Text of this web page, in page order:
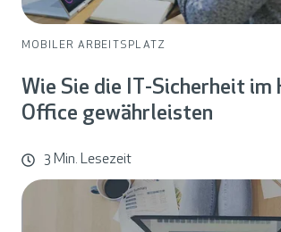
MOBILER ARBEITSPLATZ
Wie Sie die IT-Sicherheit im
Office gewährleisten
3 Min. Lesezeit